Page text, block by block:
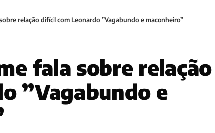
relação difícil com Leonardo ”Vagabundo e maconheiro”
fala sobre
”Vagabundo e